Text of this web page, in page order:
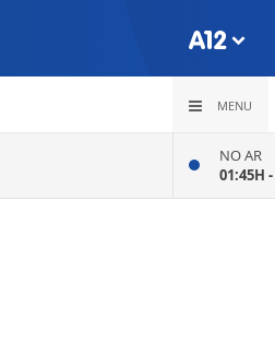
MENU
NO AR
01:45H -